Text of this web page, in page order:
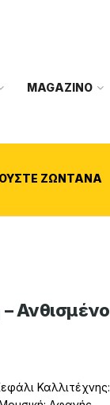
MAGAZINO
ΖΩΝΤΑΝΑ
– Ανθισμένο
Καλλιτέχνης: